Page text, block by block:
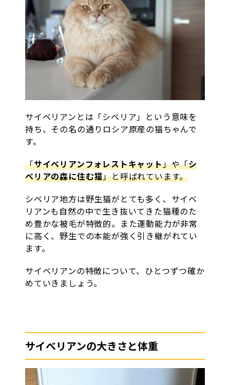
サイベリアンとは「シベリア」という意味を
持ち、その名の通りロシア原産の猫ちゃんで
す。
「サイベリアンフォレストキャット」や「シ
ベリアの森に住む猫」と呼ばれています。
シベリア地方は野生猫がとても多く、サイベ
リアンも自然の中で生き抜いてきた猫種のた
め豊かな被毛が特徴的。また運動能力が非常
に高く、野生での本能が強く引き継がれてい
ます。
サイベリアンの特徴について、ひとつずつ確か
めていきましょう。
サイベリアンの大きさと体重